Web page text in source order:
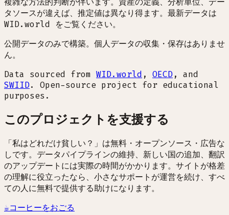
タソースが違えば、推定値は異なり得ます。最新データは
WID.world をご覧ください。
公開データのみで構築。個人データの収集・保存はありませ
ん。
Data sourced from WID.world , OECD , and
SWIID. Open-source project for educational
purposes.
このプロジェクトを支援する
「私はどれだけ貧しい？」は無料・オープンソース・広告な
しです。データパイプラインの維持、新しい国の追加、翻訳
のアップデートには実際の時間がかかります。サイトが格差
の理解に役立ったなら、小さなサポートが運営を続け、すべ
ての人に無料で提供する助けになります。
☕コーヒーをおごる